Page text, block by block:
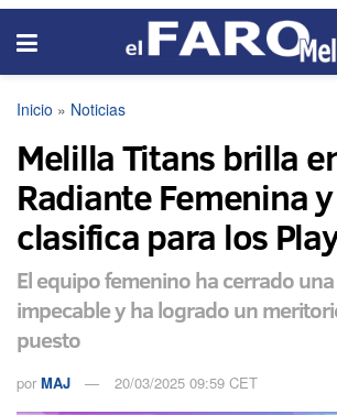
Inicio » Noticias
Melilla Titans brilla
Radiante Femenina
clasifica para los
El equipo femenino ha cerrado
impecable y ha logrado un
puesto
por MAJ 20/03/2025 09:59 CET